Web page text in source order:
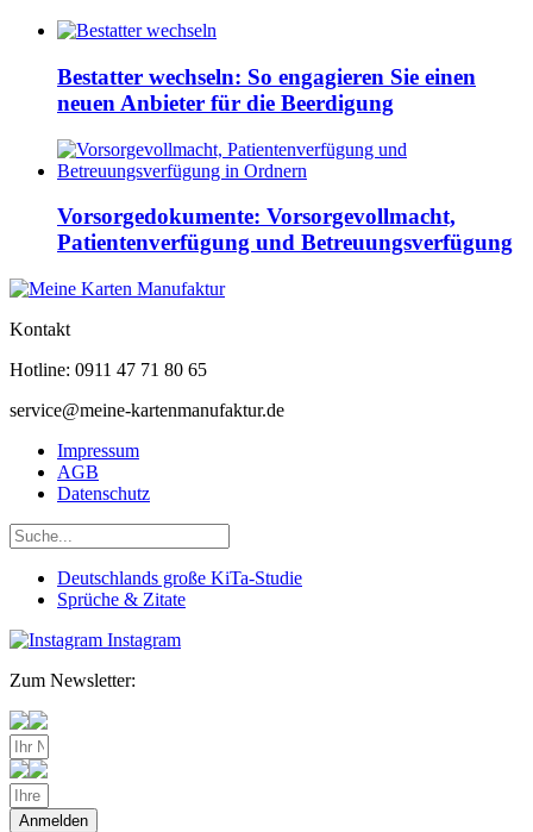
Bestatter wechseln: So engagieren Sie einen
neuen Anbieter für die Beerdigung
Vorsorgedokumente: Vorsorgevollmacht,
Patientenverfügung und Betreuungsverfügung
Kontakt
Hotline: 0911 47 71 80 65
service@meine-kartenmanufaktur.de
Impressum
AGB
Datenschutz
Deutschlands große KiTa-Studie
Sprüche & Zitate
Instagram
Zum Newsletter:
Anmelden